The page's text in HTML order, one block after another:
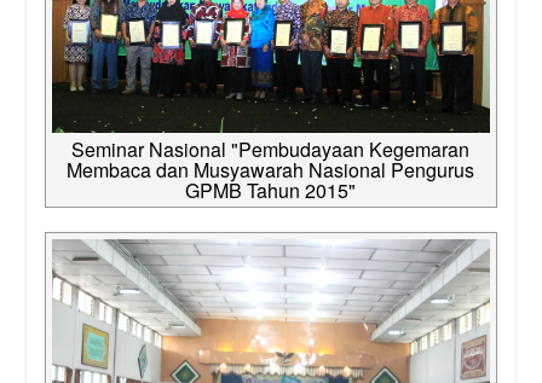
Seminar Nasional "Pembudayaan Kegemaran
Membaca dan Musyawarah Nasional Pengurus
GPMB Tahun 2015"